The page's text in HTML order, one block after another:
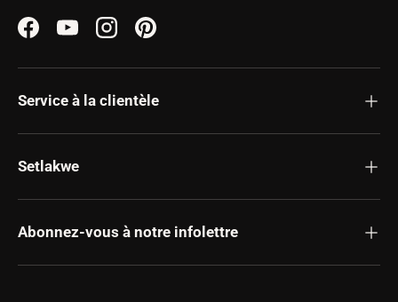
FacebookYouTubeInstagramPinterest
Service à la clientèle
Setlakwe
Abonnez-vous à notre infolettre